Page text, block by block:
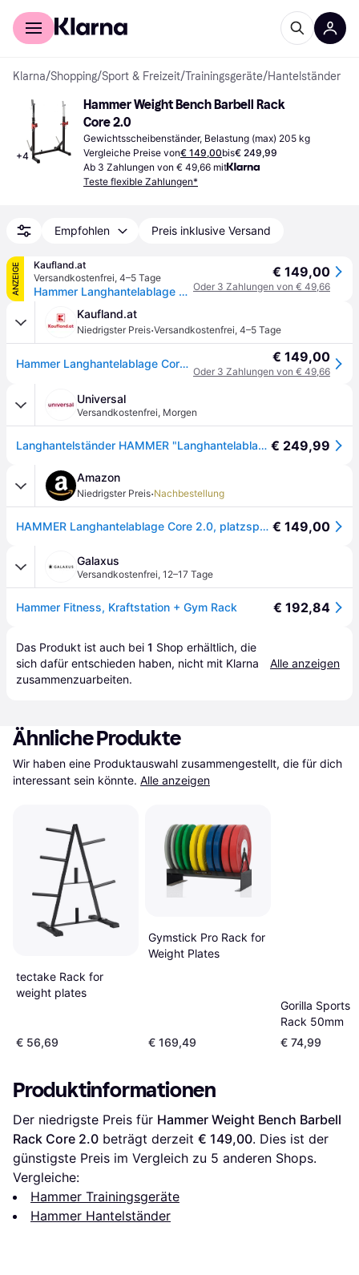
Für Shopper
Klarna/Shopping/Sport & Freizeit/Trainingsgeräte/Hantelständer
+4
Hammer Weight Bench Barbell Rack
Core 2.0
Gewichtsscheibenständer, Belastung (max) 205 kg
Vergleiche Preise von€ 149,00bis€ 249,99
Ab 3 Zahlungen von € 49,66 mit
Teste flexible Zahlungen*
Empfohlen Preis inklusive Versand
ANZEIGE
Kaufland.at
Versandkostenfrei, 4–5 Tage
Hammer Langhantelablage Core 2.0
€ 149,00
Oder 3 Zahlungen von € 49,66
Kaufland.at
Niedrigster Preis·Versandkostenfrei, 4–5 Tage
Hammer Langhantelablage Core 2.0 € 149,00
Oder 3 Zahlungen von € 49,66
Universal
Versandkostenfrei, Morgen
Langhantelständer HAMMER "Langhantelablage CORE 2.0", schwarz, Hantelstationen, KinderB:77cm H:117cm L:68cm, Langhantelständer, B:77cm H:117cm L:68cm € 249,99
Amazon
Niedrigster Preis·Nachbestellung
HAMMER Langhantelablage Core 2.0, platzsparende Trainingsstation, flexible Verstellung, 2 Hantelscheiben-Halterungen, Gewichtsbelastung 120 kg, 68 x 77 x 117 cm € 149,00
Galaxus
Versandkostenfrei, 12–17 Tage
Hammer Fitness, Kraftstation + Gym Rack € 192,84
Das Produkt ist auch bei 1 Shop erhältlich, die
sich dafür entschieden haben, nicht mit Klarna
zusammenzuarbeiten.
Alle anzeigen
Ähnliche Produkte
Wir haben eine Produktauswahl zusammengestellt, die für dich
interessant sein könnte. Alle anzeigen
tectake Rack for
weight plates
€ 56,69
Gymstick Pro Rack for
Weight Plates
€ 169,49
Gorilla Sports
Rack 50mm
€ 74,99
Produktinformationen
Der niedrigste Preis für Hammer Weight Bench Barbell
Rack Core 2.0 beträgt derzeit € 149,00. Dies ist der
günstigste Preis im Vergleich zu 5 anderen Shops.
Vergleiche:
Hammer Trainingsgeräte
Hammer Hantelständer